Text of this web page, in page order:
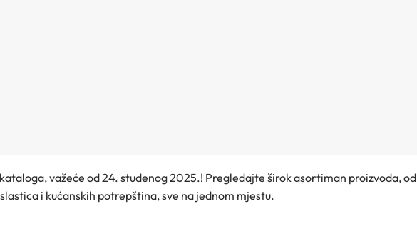
važeće od 24. studenog 2025.! Pregledajte širok asortiman proizvoda, od
i kućanskih potrepština, sve na jednom mjestu.